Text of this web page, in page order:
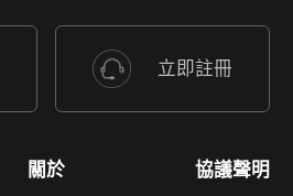
立即註冊
關於
協議聲明